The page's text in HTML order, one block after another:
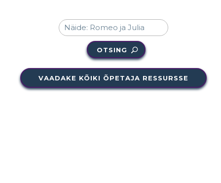
OTSING
VAADAKE KÕIKI ÕPETAJA RESSURSSE